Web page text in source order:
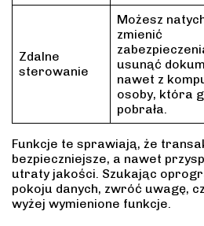
Zdalne
sterowanie
Możesz
zmienić
usunąć
nawet z
osoby, która
pobrała.
Funkcje te sprawiają, że
bezpieczniejsze, a nawet
utraty jakości. Szukając
pokoju danych, zwróć uwagę,
wyżej wymienione funkcje.